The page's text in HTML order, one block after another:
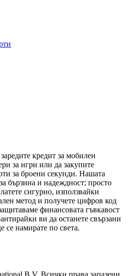
кредит за мобилен
за игри или да закупите
за броени секунди. Нашата
бързина и надеждност; просто
сигурно, използвайки
метод и получете цифров код
финансовата гъвкавост
ви да останете свързани
се намирате по света.